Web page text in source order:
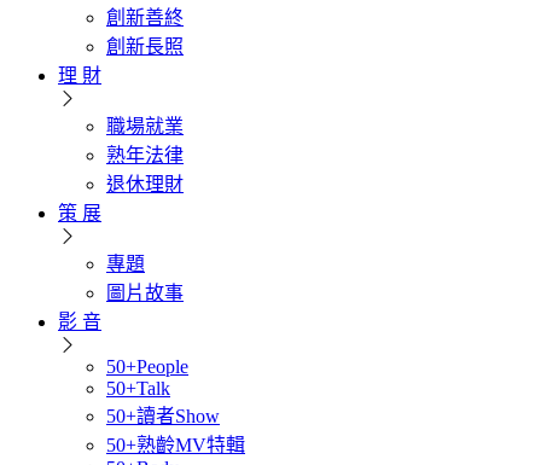
創新善終
創新長照
理 財
職場就業
熟年法律
退休理財
策 展
專題
圖片故事
影 音
50+People
50+Talk
50+讀者Show
50+熟齡MV特輯